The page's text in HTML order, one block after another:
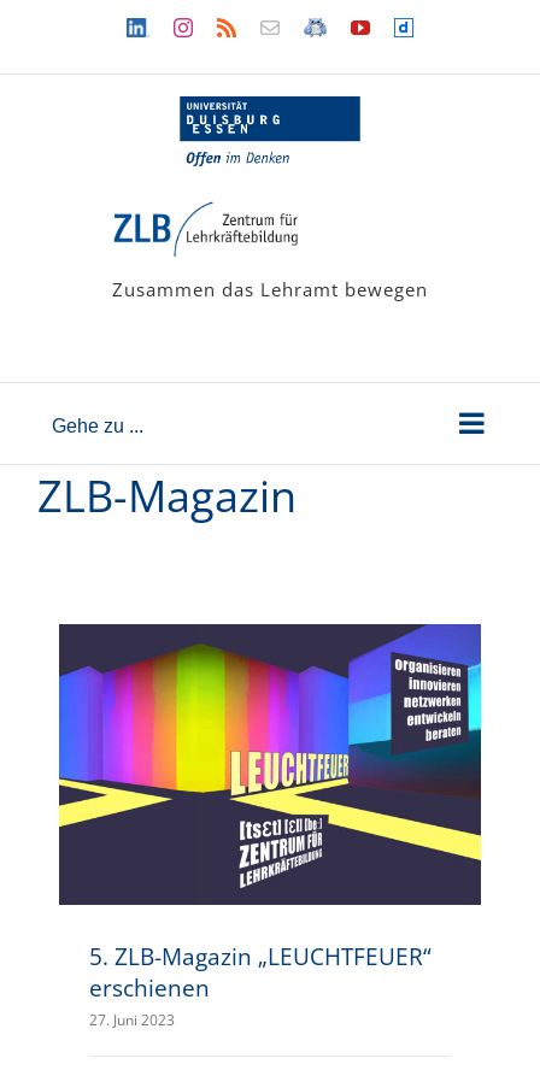
LinkedinInstagram
Rss Newsletter
LehramtsWiki
YouTubeDailymotion
Zusammen das Lehramt bewegen
Gehe zu ...
ZLB-Magazin
5. ZLB-Magazin „LEUCHTFEUER“
erschienen
27. Juni 2023